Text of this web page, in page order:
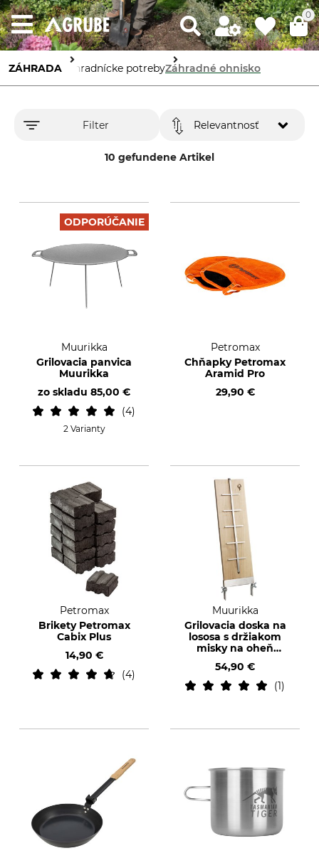
0
ZÁHRADA Záhradnícke potrebyZáhradné ohnisko
Filter
10 gefundene Artikel
Relevantnosť
ODPORÚČANIE
Muurikka
Grilovacia panvica
Muurikka
zo skladu 85,00 €
4
2 Varianty
Petromax
Chňapky Petromax
Aramid Pro
29,90 €
Petromax
Brikety Petromax
Cabix Plus
14,90 €
4
Muurikka
Grilovacia doska na
lososa s držiakom
misky na oheň
54,90 €
1